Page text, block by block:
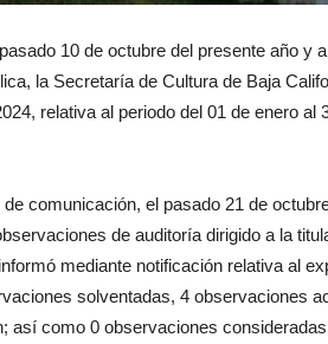
10 de octubre del presente año y
la Secretaría de Cultura de Baja
relativa al periodo del 01 de enero al
comunicación, el pasado 21 de
de auditoría dirigido a la
mediante notificación relativa al
solventadas, 4 observaciones
así como 0 observaciones